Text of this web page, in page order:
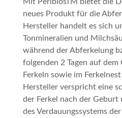
Mit PeribiosTM bietet die
neues Produkt für die
Hersteller handelt es sich
Tonmineralien und
während der Abferkelung
folgenden 2 Tagen auf dem
Ferkeln sowie im
Hersteller verspricht eine
der Ferkel nach der Geburt
des Verdauungssystems